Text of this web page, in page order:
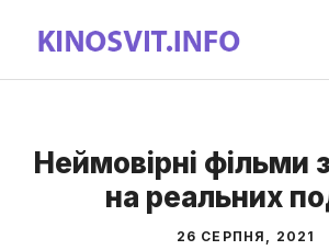
вмісту
Неймовірні фільми
на реальних
26 СЕРПНЯ, 2021